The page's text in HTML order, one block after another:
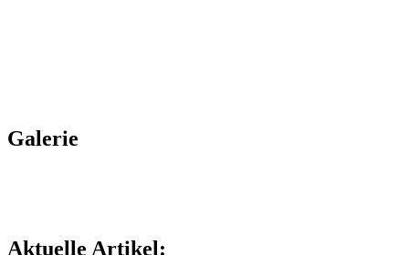
Galerie
Aktuelle Artikel: